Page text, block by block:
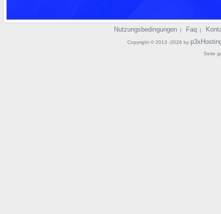
Nutzungsbedingungen | Faq |
Copyright © 2013 -2026 by
Seite